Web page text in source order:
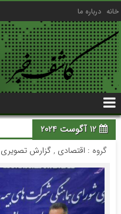
خانه درباره ما
12 آگوست 2024
گروه : اقتصادی ,گزارش تصویری